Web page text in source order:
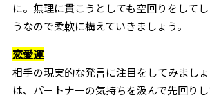
に。無理に貫こうとしても空回りをして
うなので柔軟に構えていきましょう。
恋愛運
相手の現実的な発言に注目をしてみまし
は、パートナーの気持ちを汲んで先回り